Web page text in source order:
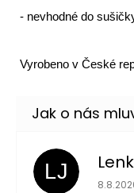
- nevhodné do
Vyrobeno v České
LJ